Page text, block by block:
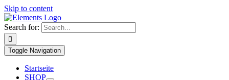
Skip to content
Search for:
Toggle Navigation
Startseite
SHOP